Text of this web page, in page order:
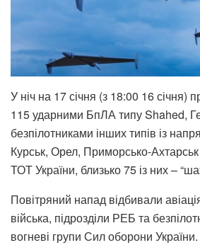
У ніч на 17 січня (з 18:00 16 січня)
115 ударними БпЛА типу Shahed,
безпілотниками інших типів із
Курськ, Орел, Приморсько-
ТОТ України, близько 75 із них –
Повітряний напад відбивали
війська, підрозділи РЕБ та
вогневі групи Сил оборони України.